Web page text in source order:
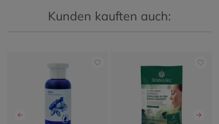
Kunden kauften auch: